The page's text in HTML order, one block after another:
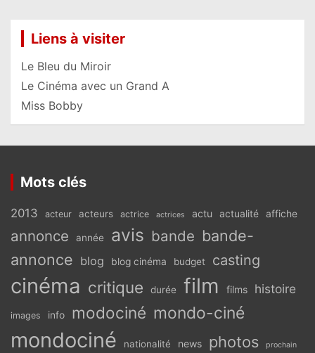
Liens à visiter
Le Bleu du Miroir
Le Cinéma avec un Grand A
Miss Bobby
Mots clés
2013 acteur acteurs actrice actrices actu actualité affiche
annonce année avis bande bande-
annonce blog blog cinéma budget casting
cinéma critique durée film films histoire
images info modociné mondo-ciné
mondociné nationalité news photos prochain